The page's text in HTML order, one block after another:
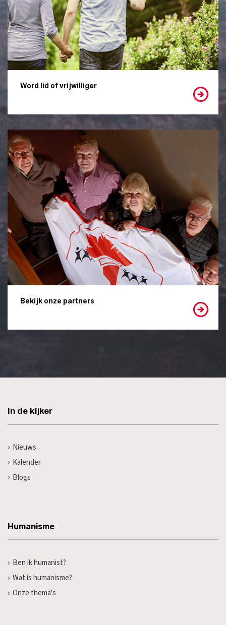
Word lid of vrijwilliger
Bekijk onze partners
In de kijker
Nieuws
Kalender
Blogs
Humanisme
Ben ik humanist?
Wat is humanisme?
Onze thema's